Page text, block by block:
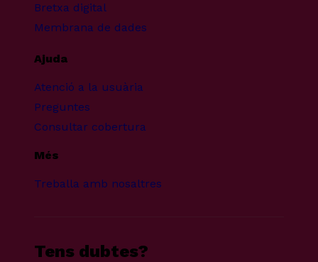
Bretxa digital
Membrana de dades
Ajuda
Atenció a la usuària
Preguntes
Consultar cobertura
Més
Treballa amb nosaltres
Tens dubtes?